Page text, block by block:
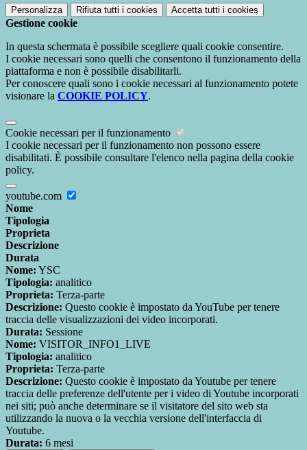
Personalizza Rifiuta tutti i cookies Accetta tutti i cookies
Gestione cookie
In questa schermata è possibile scegliere quali cookie consentire.
I cookie necessari sono quelli che consentono il funzionamento della
piattaforma e non è possibile disabilitarli.
Per conoscere quali sono i cookie necessari al funzionamento potete
visionare la COOKIE POLICY.
Cookie necessari per il funzionamento
I cookie necessari per il funzionamento non possono essere
disabilitati. È possibile consultare l'elenco nella pagina della cookie
policy.
youtube.com
Nome
Tipologia
Proprieta
Descrizione
Durata
Nome: YSC
Tipologia: analitico
Proprieta: Terza-parte
Descrizione: Questo cookie è impostato da YouTube per tenere
traccia delle visualizzazioni dei video incorporati.
Durata: Sessione
Nome: VISITOR_INFO1_LIVE
Tipologia: analitico
Proprieta: Terza-parte
Descrizione: Questo cookie è impostato da Youtube per tenere
traccia delle preferenze dell'utente per i video di Youtube incorporati
nei siti; può anche determinare se il visitatore del sito web sta
utilizzando la nuova o la vecchia versione dell'interfaccia di
Youtube.
Durata: 6 mesi